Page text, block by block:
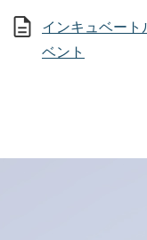
インキュベート
ベント